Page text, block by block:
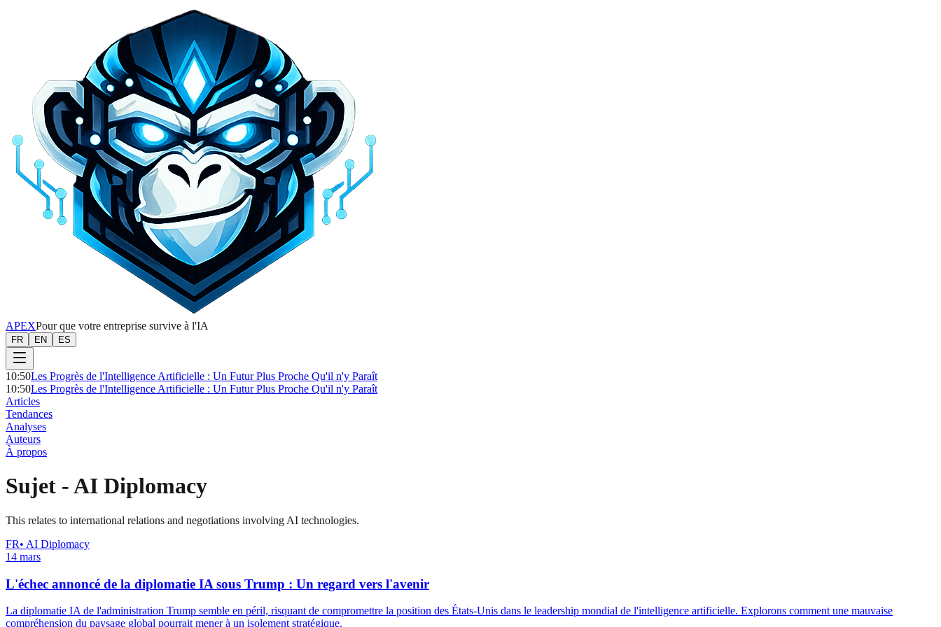
APEXPour que votre entreprise survive à l'IA
FR EN ES
10:50Les Progrès de l'Intelligence Artificielle : Un Futur Plus Proche Qu'il n'y Paraît
10:50Les Progrès de l'Intelligence Artificielle : Un Futur Plus Proche Qu'il n'y Paraît
Articles
Tendances
Analyses
Auteurs
À propos
Sujet -AI Diplomacy
This relates to international relations and negotiations involving AI technologies.
FR• AI Diplomacy
14 mars
L'échec annoncé de la diplomatie IA sous Trump : Un regard vers l'avenir
La diplomatie IA de l'administration Trump semble en péril, risquant de compromettre la position des États-Unis dans le leadership mondial de l'intelligence artificielle. Explorons comment une mauvaise
compréhension du paysage global pourrait mener à un isolement stratégique.